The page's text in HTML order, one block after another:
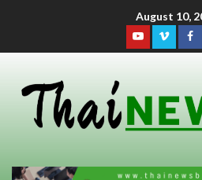
August 10,